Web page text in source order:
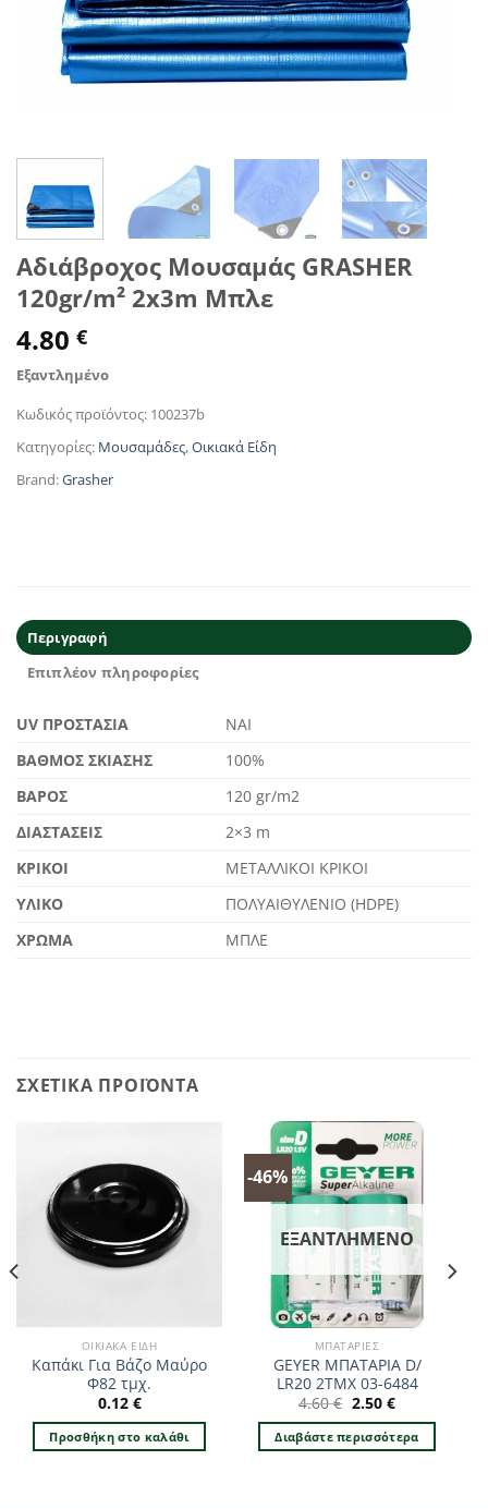
Αδιάβροχος Μουσαμάς GRASHER
120gr/m² 2x3m Μπλε
4.80 €
Εξαντλημένο
Κωδικός προϊόντος: 100237b
Κατηγορίες: Μουσαμάδες,Οικιακά Είδη
Brand:Grasher
Περιγραφή
Επιπλέον πληροφορίες
UV ΠΡΟΣΤΑΣΙΑ
ΝΑΙ
ΒΑΘΜΟΣ ΣΚΙΑΣΗΣ
100%
ΒΑΡΟΣ
120 gr/m2
ΔΙΑΣΤΑΣΕΙΣ
2×3 m
ΚΡΙΚΟΙ
ΜΕΤΑΛΛΙΚΟΙ ΚΡΙΚΟΙ
ΥΛΙΚΟ
ΠΟΛΥΑΙΘΥΛΕΝΙΟ (HDPE)
ΧΡΩΜΑ
ΜΠΛΕ
ΣΧΕΤΙΚΆ ΠΡΟΪΌΝΤΑ
ΟΙΚΙΑΚΆ ΕΊΔΗ
Καπάκι Για Βάζο Μαύρο
Φ82 τμχ.
0.12 €
Προσθήκη στο καλάθι
-46%
ΕΞΑΝΤΛΗΜΈΝΟ
ΜΠΑΤΑΡΊΕΣ
GEYER ΜΠΑΤΑΡΙΑ D/
LR20 2TMX 03-6484
4.60€ Original
was:
4.60 €.
2.50 €Η
τιμή
είναι:
Διαβάστε περισσότερα